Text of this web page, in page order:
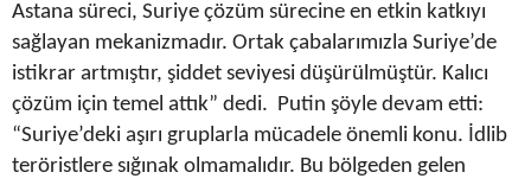
Astana süreci, Suriye çözüm sürecine en etkin katkıyı
sağlayan mekanizmadır. Ortak çabalarımızla Suriye’de
istikrar artmıştır, şiddet seviyesi düşürülmüştür. Kalıcı
çözüm için temel attık” dedi. Putin şöyle devam etti:
“Suriye’deki aşırı gruplarla mücadele önemli konu. İdlib
teröristlere sığınak olmamalıdır. Bu bölgeden gelen